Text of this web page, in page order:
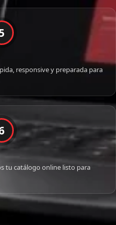
responsive y preparada para
tu catálogo online listo para